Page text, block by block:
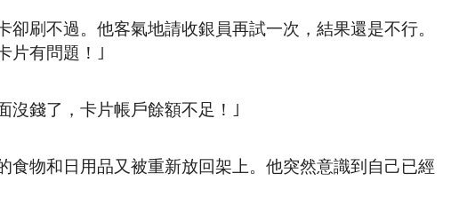
刷不過。他客氣地請收銀員再試一次，結果還是不行。
片有問題！｣
錢了，卡片帳戶餘額不足！｣
物和日用品又被重新放回架上。他突然意識到自己已經